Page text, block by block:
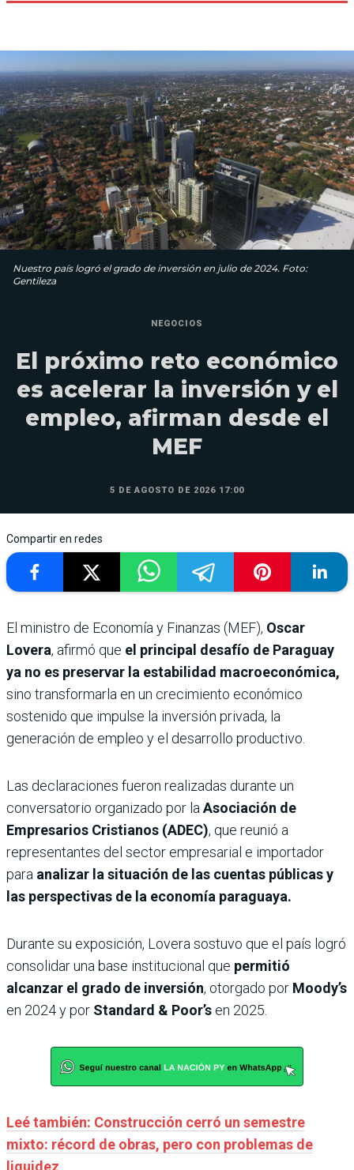
Nuestro país logró el grado de inversión en julio de 2024. Foto:
Gentileza
NEGOCIOS
El próximo reto económico
es acelerar la inversión y el
empleo, afirman desde el
MEF
5 DE AGOSTO DE 2026 17:00
Compartir en redes
El ministro de Economía y Finanzas (MEF), Oscar
Lovera, afirmó que el principal desafío de Paraguay
ya no es preservar la estabilidad macroeconómica,
sino transformarla en un crecimiento económico
sostenido que impulse la inversión privada, la
generación de empleo y el desarrollo productivo.
Las declaraciones fueron realizadas durante un
conversatorio organizado por la Asociación de
Empresarios Cristianos (ADEC), que reunió a
representantes del sector empresarial e importador
para analizar la situación de las cuentas públicas y
las perspectivas de la economía paraguaya.
Durante su exposición, Lovera sostuvo que el país logró
consolidar una base institucional que permitió
alcanzar el grado de inversión, otorgado por Moody’s
en 2024 y por Standard & Poor’s en 2025.
Leé también: Construcción cerró un semestre
mixto: récord de obras, pero con problemas de
liquidez